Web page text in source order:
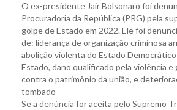
O ex-presidente Jair Bolsonaro foi
Procuradoria da República (PRG) pela
golpe de Estado em 2022. Ele foi
de: liderança de organização criminosa
abolição violenta do Estado
Estado, dano qualificado pela violência e
contra o patrimônio da união, e
tombado
Se a denúncia for aceita pelo Supremo